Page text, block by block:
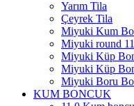
Yarım Tila
Çeyrek Tila
Miyuki Kum
Miyuki round
Miyuki Küp
Miyuki Küp
Miyuki Boru
KUM BONCUK